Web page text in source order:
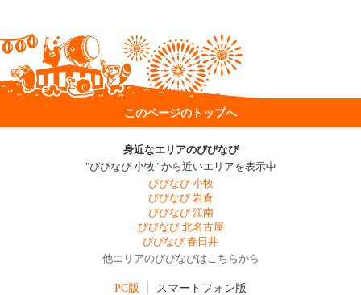
このページのトップへ
身近なエリアのびびなび
"びびなび 小牧" から近いエリアを表示中
びびなび 小牧
びびなび 岩倉
びびなび 江南
びびなび 北名古屋
びびなび 春日井
他エリアのびびなびはこちらから
PC版 スマートフォン版